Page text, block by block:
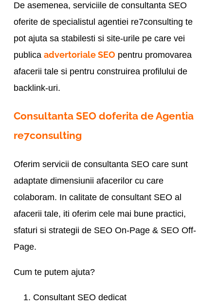
De asemenea, serviciile de consultanta SEO
oferite de specialistul agentiei re7consulting te
pot ajuta sa stabilesti si site-urile pe care vei
publicaadvertoriale SEO pentru promovarea
afacerii tale si pentru construirea profilului de
backlink-uri.
Consultanta SEO doferita de Agentia
re7consulting
Oferim servicii de consultanta SEO care sunt
adaptate dimensiunii afacerilor cu care
colaboram. In calitate de consultant SEO al
afacerii tale, iti oferim cele mai bune practici,
sfaturi si strategii de SEO On-Page & SEO Off-
Page.
Cum te putem ajuta?
Consultant SEO dedicat